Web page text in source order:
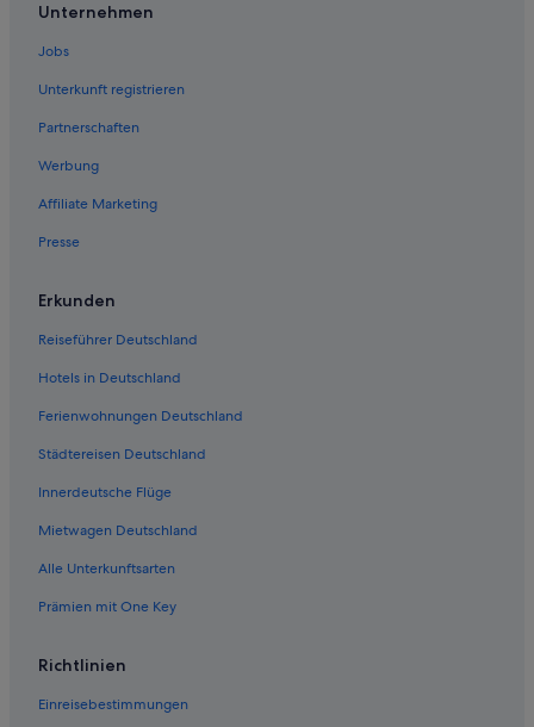
Unternehmen
Jobs
Unterkunft registrieren
Partnerschaften
Werbung
Affiliate Marketing
Presse
Erkunden
Reiseführer Deutschland
Hotels in Deutschland
Ferienwohnungen Deutschland
Städtereisen Deutschland
Innerdeutsche Flüge
Mietwagen Deutschland
Alle Unterkunftsarten
Prämien mit One Key
Richtlinien
Einreisebestimmungen